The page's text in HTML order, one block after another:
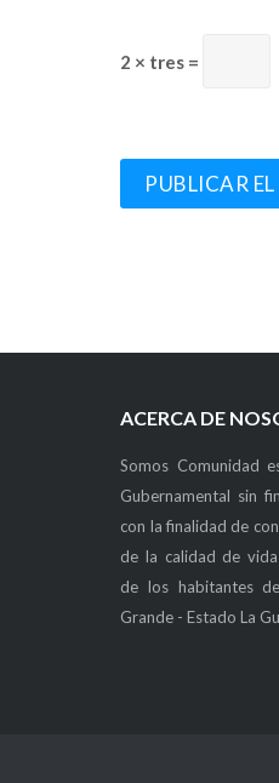
2 × tres =
ACERCA DE
Somos Comunidad
Gubernamental sin
con la finalidad de
de la calidad de
de los habitantes
Grande - Estado La